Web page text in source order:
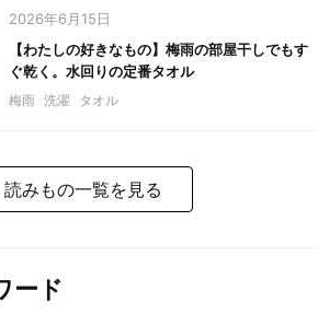
2026年6月15日
【わたしの好きなもの】梅雨の部屋干しでもす
ぐ乾く。水回りの定番タオル
梅雨 洗濯 タオル
読みもの一覧を見る
ード